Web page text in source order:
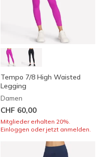
Tempo 7/8 High Waisted
Legging
Damen
CHF 60,00
Mitglieder erhalten 20%.
Einloggen oder jetzt anmelden.